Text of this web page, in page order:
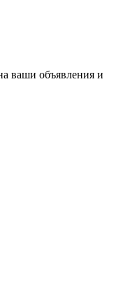
ваши объявления и